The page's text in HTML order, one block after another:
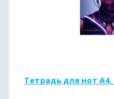
Тетрадь для нот А4,